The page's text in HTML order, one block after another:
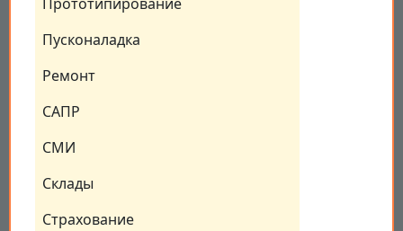
Пусконаладка
Ремонт
САПР
СМИ
Склады
Страхование